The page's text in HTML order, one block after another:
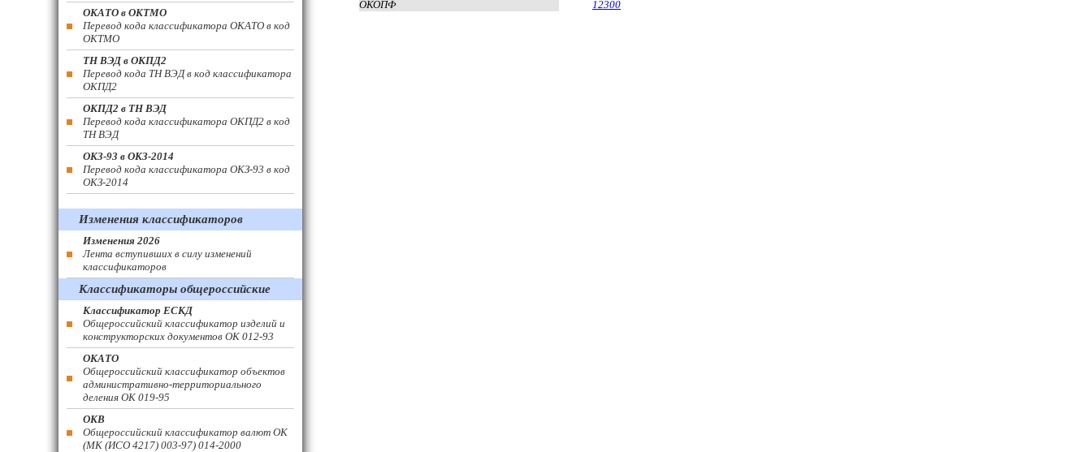
ОКОПФ 12300
ОКАТО в ОКТМО
Перевод кода классификатора ОКАТО в код
ОКТМО
ТН ВЭД в ОКПД2
Перевод кода ТН ВЭД в код классификатора
ОКПД2
ОКПД2 в ТН ВЭД
Перевод кода классификатора ОКПД2 в код
ТН ВЭД
ОКЗ-93 в ОКЗ-2014
Перевод кода классификатора ОКЗ-93 в код
ОКЗ-2014
Изменения классификаторов
Изменения 2026
Лента вступивших в силу изменений
классификаторов
Классификаторы общероссийские
Классификатор ЕСКД
Общероссийский классификатор изделий и
конструкторских документов ОК 012-93
ОКАТО
Общероссийский классификатор объектов
административно-территориального
деления ОК 019-95
ОКВ
Общероссийский классификатор валют ОК
(МК (ИСО 4217) 003-97) 014-2000